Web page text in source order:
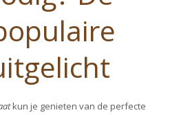
kun je genieten van de perfecte